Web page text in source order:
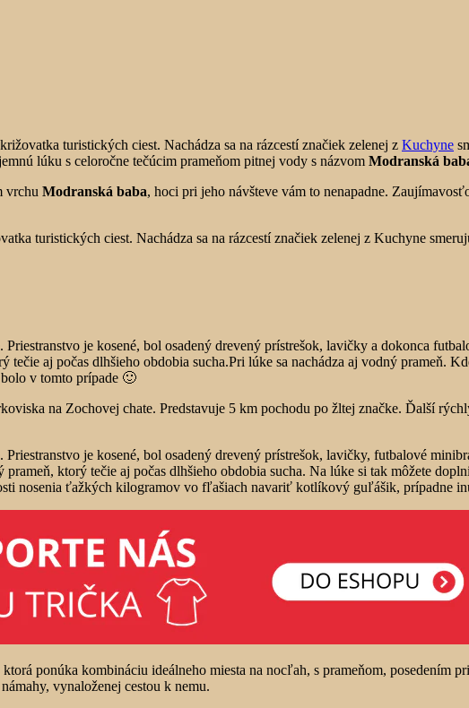
turistických ciest. Nachádza sa na rázcestí značiek zelenej z Kuchyne
lúku s celoročne tečúcim prameňom pitnej vody s názvom Modranská
vrchu Modranská baba, hoci pri jeho návšteve vám to nenapadne.
turistických ciest. Nachádza sa na rázcestí značiek zelenej z Kuchyne
je kosené, bol osadený drevený prístrešok, lavičky a dokonca
aj počas dlhšieho obdobia sucha.Pri lúke sa nachádza aj vodný prameň.
v tomto prípade 🙂
na Zochovej chate. Predstavuje 5 km pochodu po žltej značke. Ďalší
je kosené, bol osadený drevený prístrešok, lavičky, futbalové
ktorý tečie aj počas dlhšieho obdobia sucha. Na lúke si tak môžete
nosenia ťažkých kilogramov vo fľašiach navariť kotlíkový guľášik, prípadne
ponúka kombináciu ideálneho miesta na nocľah, s prameňom, posedením
vynaloženej cestou k nemu.